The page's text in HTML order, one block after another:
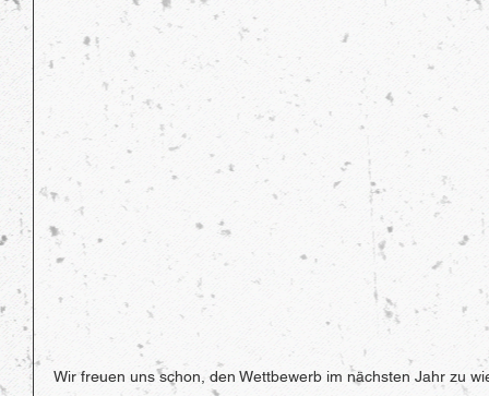
Wir freuen uns schon, den Wettbewerb im nächsten Jahr zu